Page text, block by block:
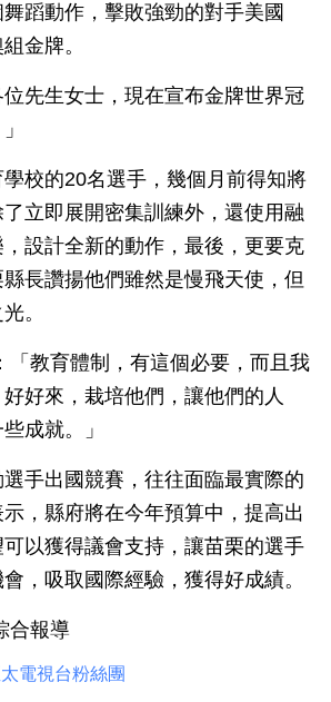
蹈動作，擊敗強勁的對手美國
金牌。
先生女士，現在宣布金牌世界冠
校的20名選手，幾個月前得知將
立即展開密集訓練外，還使用融
設計全新的動作，最後，更要克
長讚揚他們雖然是慢飛天使，但
。
「教育體制，有這個必要，而且我
好來，栽培他們，讓他們的人
成就。」
手出國競賽，往往面臨最實際的
，縣府將在今年預算中，提高出
以獲得議會支持，讓苗栗的選手
，吸取國際經驗，獲得好成績。
合報導
電視台粉絲團